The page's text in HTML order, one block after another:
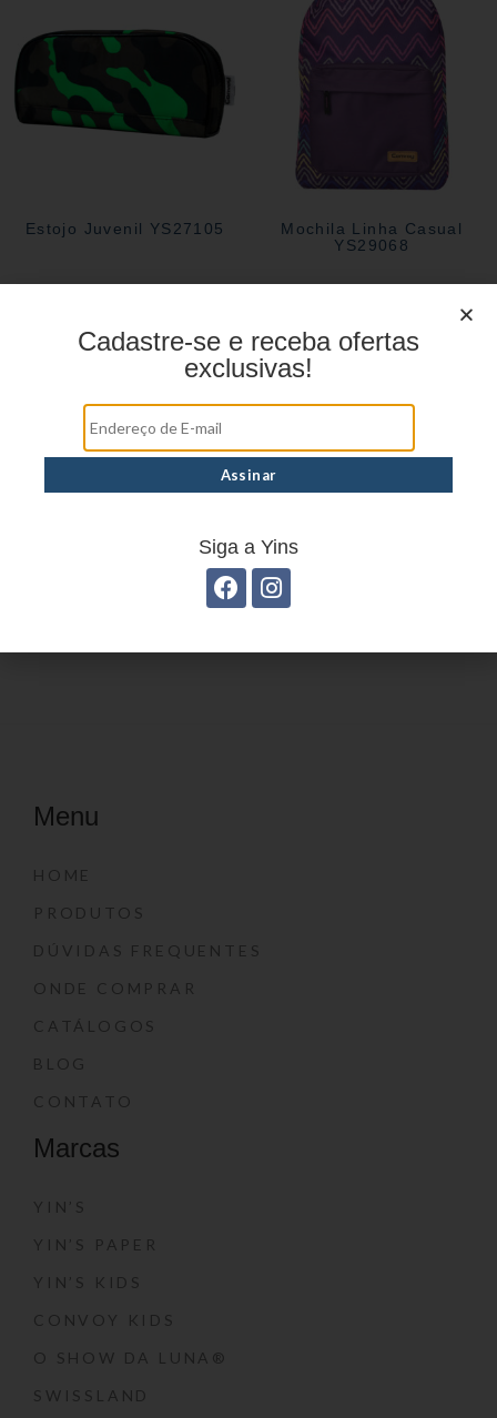
Estojo Juvenil YS27105
Mochila Linha Casual
YS29068
Estojo Juvenil YS27104
Mochila linha casual
Menu
HOME
PRODUTOS
DÚVIDAS FREQUENTES
ONDE COMPRAR
CATÁLOGOS
BLOG
CONTATO
Marcas
YIN’S
YIN’S PAPER
YIN’S KIDS
CONVOY KIDS
O SHOW DA LUNA®
SWISSLAND
Cadastre-se e receba ofertas
exclusivas!
Siga a Yins